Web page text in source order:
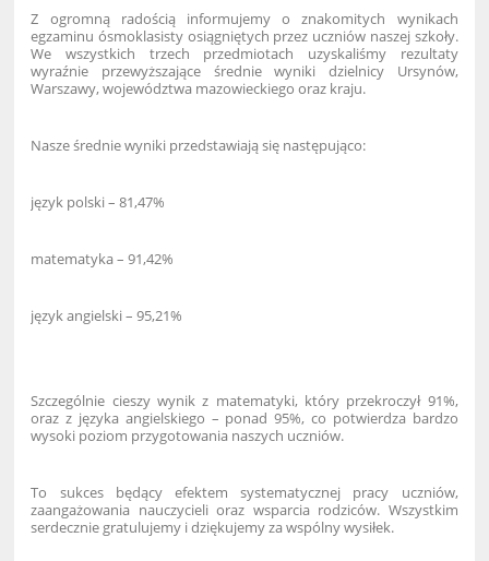
Z ogromną radością informujemy o znakomitych wynikach
egzaminu ósmoklasisty osiągniętych przez uczniów naszej szkoły.
We wszystkich trzech przedmiotach uzyskaliśmy rezultaty
wyraźnie przewyższające średnie wyniki dzielnicy Ursynów,
Warszawy, województwa mazowieckiego oraz kraju.
Nasze średnie wyniki przedstawiają się następująco:
język polski – 81,47%
matematyka – 91,42%
język angielski – 95,21%
Szczególnie cieszy wynik z matematyki, który przekroczył 91%,
oraz z języka angielskiego – ponad 95%, co potwierdza bardzo
wysoki poziom przygotowania naszych uczniów.
To sukces będący efektem systematycznej pracy uczniów,
zaangażowania nauczycieli oraz wsparcia rodziców. Wszystkim
serdecznie gratulujemy i dziękujemy za wspólny wysiłek.